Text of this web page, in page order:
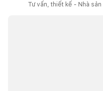
Tư vấn, thiết kế - Nhà sản